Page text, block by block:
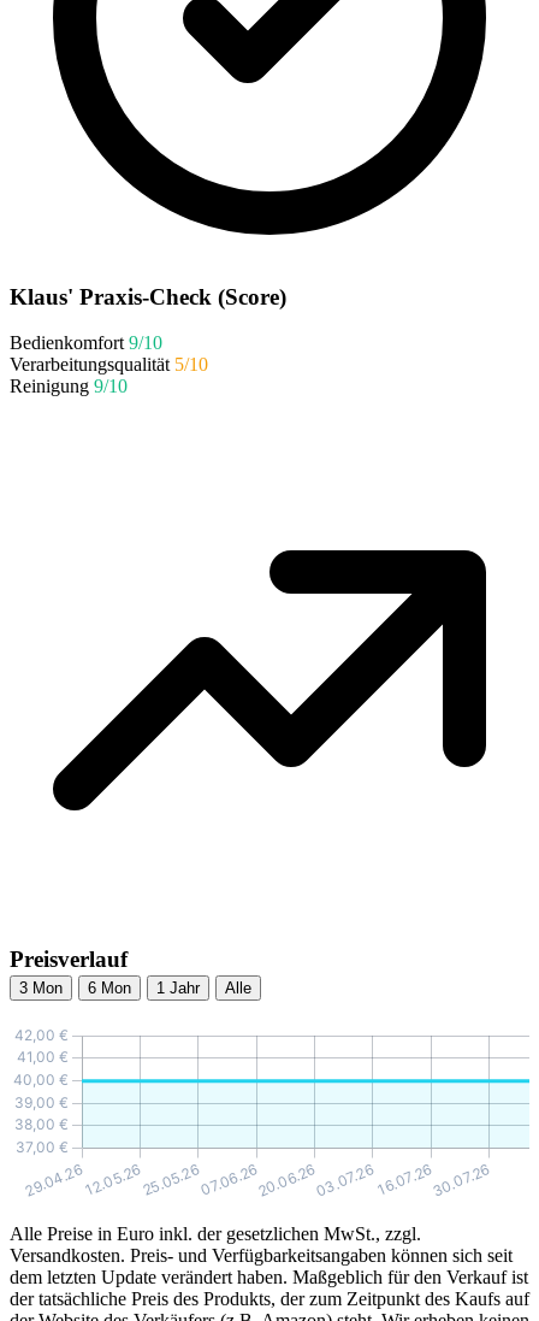
Klaus' Praxis-Check (Score)
Bedienkomfort 9/10
Verarbeitungsqualität 5/10
Reinigung 9/10
Preisverlauf
3 Mon 6 Mon 1 Jahr Alle
Alle Preise in Euro inkl. der gesetzlichen MwSt., zzgl.
Versandkosten. Preis- und Verfügbarkeitsangaben können sich seit
dem letzten Update verändert haben. Maßgeblich für den Verkauf ist
der tatsächliche Preis des Produkts, der zum Zeitpunkt des Kaufs auf